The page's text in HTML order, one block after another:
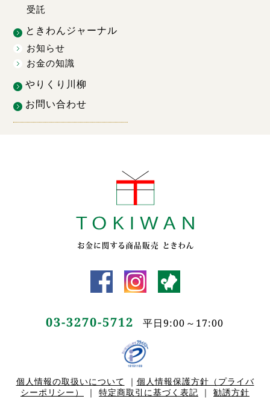
受託
ときわんジャーナル
お知らせ
お金の知識
やりくり川柳
お問い合わせ
03-3270-5712 平日9:00～17:00
個人情報の取扱いについて ｜ 個人情報保護方針（プライバ
シーポリシー）
｜ 特定商取引に基づく表記 ｜ 勧誘方針